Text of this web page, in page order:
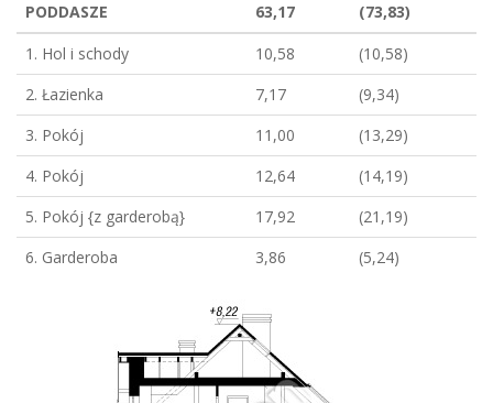
PODDASZE 63,17
(73,83)
1. Hol i schody
10,58
(10,58)
2. Łazienka
7,17
(9,34)
3. Pokój
11,00
(13,29)
4. Pokój
12,64
(14,19)
5. Pokój {z garderobą}
17,92
(21,19)
6. Garderoba
3,86 (5,24)